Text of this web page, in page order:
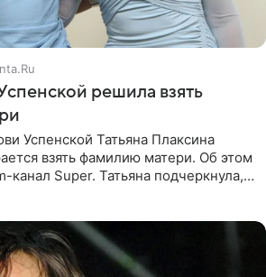
решила взять
Успенской Татьяна Плаксина
взять фамилию матери. Об этом
канал Super. Татьяна подчеркнула,